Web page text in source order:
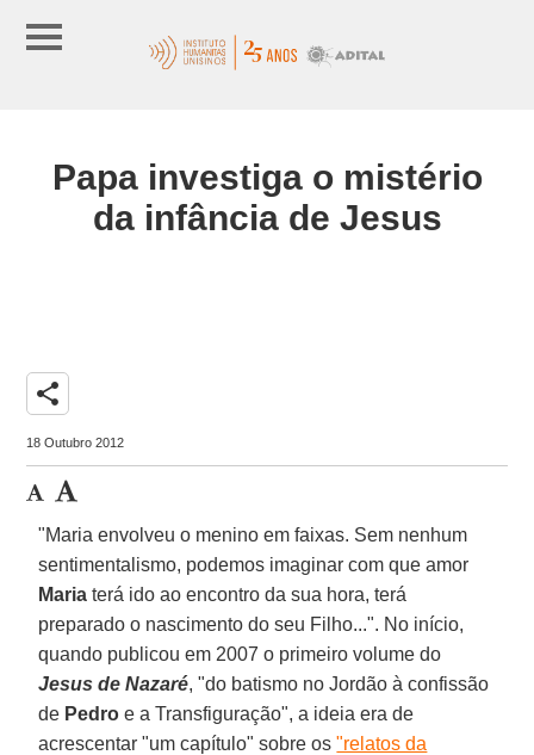
Papa investiga o mistério
da infância de Jesus
share
18 Outubro 2012
"Maria envolveu o menino em faixas. Sem nenhum
sentimentalismo, podemos imaginar com que amor
Mariaterá ido ao encontro da sua hora, terá
preparado o nascimento do seu Filho...". No início,
quando publicou em 2007 o primeiro volume do
Jesus de Nazaré, "do batismo no Jordão à confissão
de Pedroe a Transfiguração", a ideia era de
acrescentar "um capítulo" sobre os"relatos da